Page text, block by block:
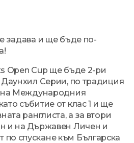
задава и ще бъде по-
Open Cup ще бъде 2-ри
Даунхил Серии, по традиция
на Международния
събитие от клас 1 и ще
ранглиста, а за втори
и на Държавен Личен и
спускане към Българска